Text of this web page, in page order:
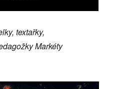
textařky,
Markéty